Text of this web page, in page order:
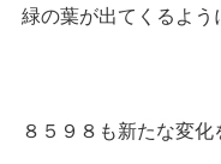
緑の葉が出てくるよう
８５９８も新たな変化